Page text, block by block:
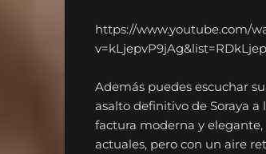
EL
https://www.youtube.com/
Además puedes escuchar
asalto definitivo de Soraya a
factura moderna y
actuales, pero con un aire